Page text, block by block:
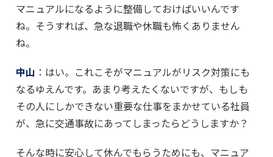
マニュアルになるように整備しておけばいいんです
ね。そうすれば、急な退職や休職も怖くありません
ね。
中山 ：はい。これこそがマニュアルがリスク対策にも
なるゆえんです。あまり考えたくないですが、もしも
その人にしかできない重要な仕事をまかせている社員
が、急に交通事故にあってしまったらどうしますか？
そんな時に安心して休んでもらうためにも、マニュア